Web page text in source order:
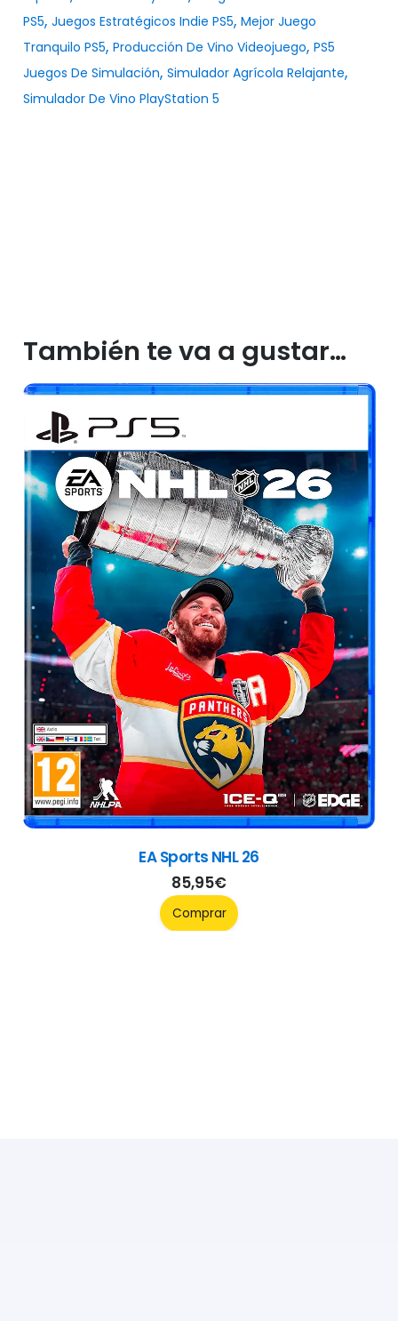
PS5, Juegos Estratégicos Indie PS5, Mejor Juego
Tranquilo PS5, Producción De Vino Videojuego, PS5
Juegos De Simulación, Simulador Agrícola Relajante,
Simulador De Vino PlayStation 5
También te va a gustar…
EA Sports NHL 26
85,95€
Comprar